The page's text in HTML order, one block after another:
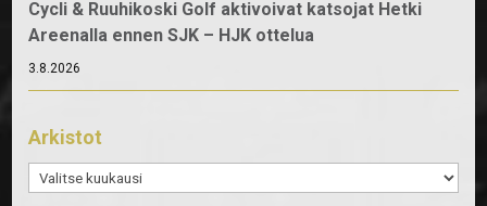
Cycli & Ruuhikoski Golf aktivoivat katsojat Hetki
Areenalla ennen SJK – HJK ottelua
3.8.2026
Arkistot
Arkistot